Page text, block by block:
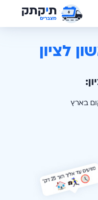
לציון
:
בארץ